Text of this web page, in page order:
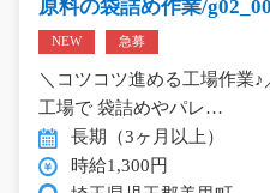
原料の袋詰め作業/
NEW 急募
＼コツコツ進める工場作業
工場で 袋詰めやパレ…
長期（3ヶ月以上）
時給1,300円